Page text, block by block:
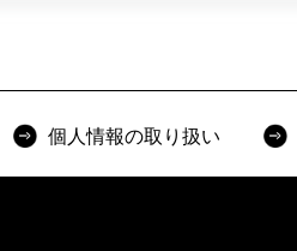
個人情報の取り扱い